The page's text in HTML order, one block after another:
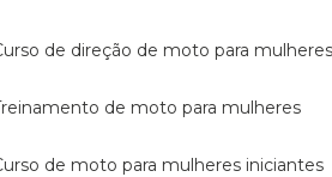
curso de direção de moto para mulheres
treinamento de moto para mulheres
curso de moto para mulheres iniciantes